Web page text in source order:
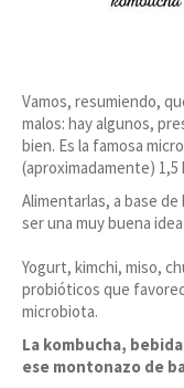
Vamos, resumiendo,
malos: hay algunos,
bien. Es la famosa
(aproximadamente)
Alimentarlas, a base
ser una muy buena
Yogurt, kimchi, miso,
probióticos que
microbiota.
La kombucha,
ese montonazo de